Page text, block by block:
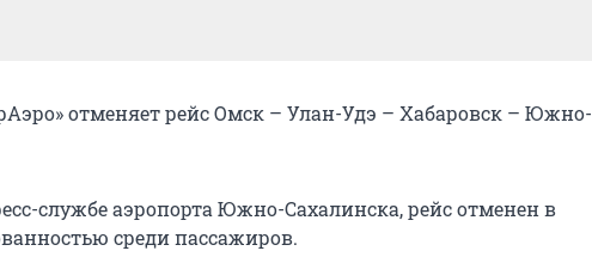
отменяет рейс Омск – Улан-Удэ – Хабаровск – Южно-
службе аэропорта Южно-Сахалинска, рейс отменен в
среди пассажиров.